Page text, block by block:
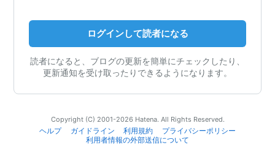
ログインして読者になる
読者になると、ブログの更新を簡単にチェックしたり、
更新通知を受け取ったりできるようになります。
Copyright (C) 2001-2026 Hatena. All Rights Reserved.
ヘルプ
ガイドライン 利用規約
プライバシーポリシー
利用者情報の外部送信について